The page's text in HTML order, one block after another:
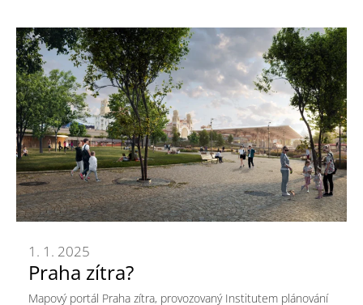
Praha zítra?
1. 1. 2025
Mapový portál Praha zítra, provozovaný Institutem plánování